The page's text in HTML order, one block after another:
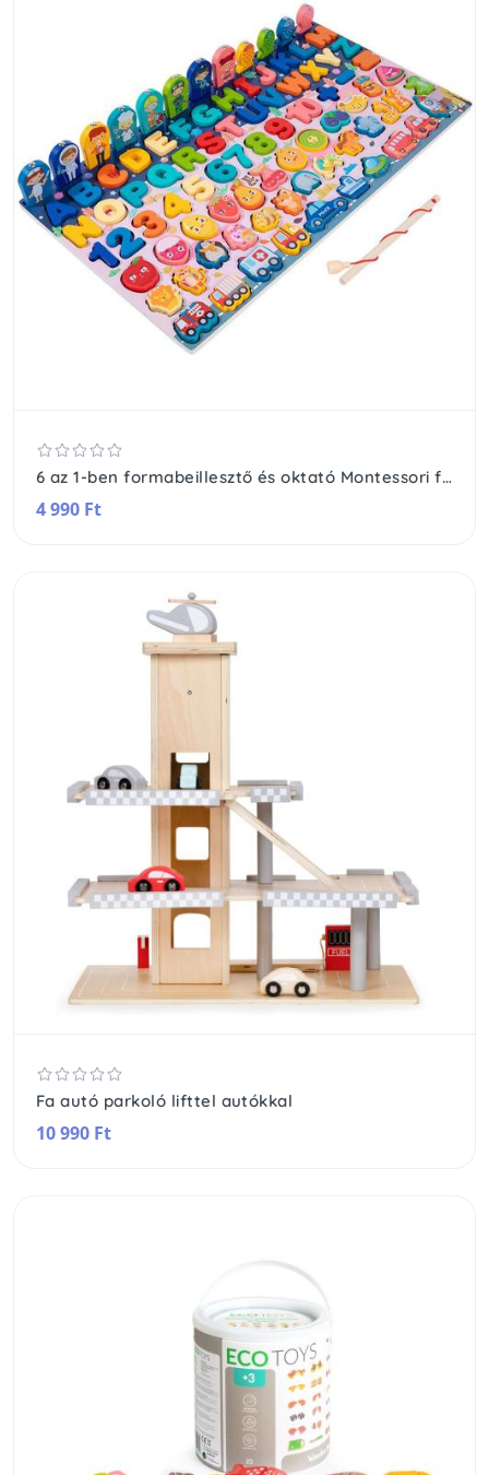
6 az 1-ben formabeillesztő és oktató Montessori fajáték
4 990 Ft
Fa autó parkoló lifttel autókkal
10 990 Ft